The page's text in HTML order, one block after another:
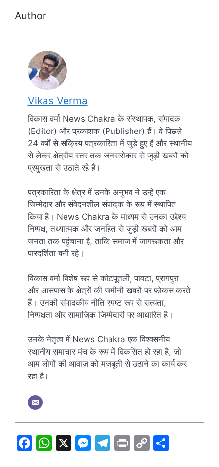
Author
Vikas Verma
विकास वर्मा News Chakra के संस्थापक, संपादक
(Editor) और प्रकाशक (Publisher) हैं। वे पिछले
24 वर्षों से सक्रिय पत्रकारिता में जुड़े हुए हैं और स्थानीय
से लेकर क्षेत्रीय स्तर तक जनसरोकार से जुड़ी खबरों को
प्रमुखता से उठाते रहे हैं।
पत्रकारिता के क्षेत्र में उनके अनुभव ने उन्हें एक
जिम्मेदार और संवेदनशील संपादक के रूप में स्थापित
किया है। News Chakra के माध्यम से उनका उद्देश्य
निष्पक्ष, तथ्यात्मक और जनहित से जुड़ी खबरों को आम
जनता तक पहुंचाना है, ताकि समाज में जागरूकता और
पारदर्शिता बनी रहे।
विकास वर्मा विशेष रूप से कोटपूतली, पावटा, प्रागपुरा
और आसपास के क्षेत्रों की जमीनी खबरों पर फोकस करते
हैं। उनकी संपादकीय नीति स्पष्ट रूप से सत्यता,
निष्पक्षता और सामाजिक जिम्मेदारी पर आधारित है।
उनके नेतृत्व में News Chakra एक विश्वसनीय
स्थानीय समाचार मंच के रूप में विकसित हो रहा है, जो
आम लोगों की आवाज़ को मजबूती से उठाने का कार्य कर
रहा है।
F
W X
M T
Pr C